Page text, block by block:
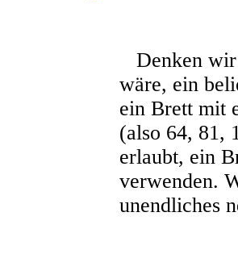
Denken wir
wäre, ein
ein Brett mit
(also 64, 81,
erlaubt, ein
verwenden.
unendliches